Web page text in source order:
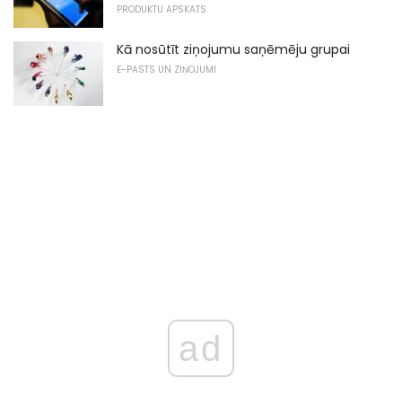
PRODUKTU APSKATS
Kā nosūtīt ziņojumu saņēmēju grupai
E-PASTS UN ZIŅOJUMI
ad